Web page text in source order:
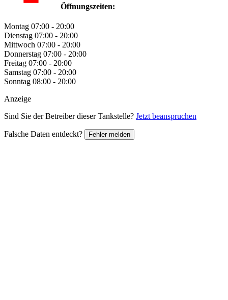
Öffnungszeiten:
Montag 07:00 - 20:00
Dienstag 07:00 - 20:00
Mittwoch 07:00 - 20:00
Donnerstag 07:00 - 20:00
Freitag 07:00 - 20:00
Samstag 07:00 - 20:00
Sonntag 08:00 - 20:00
Anzeige
Sind Sie der Betreiber dieser Tankstelle? Jetzt beanspruchen
Falsche Daten entdeckt? Fehler melden